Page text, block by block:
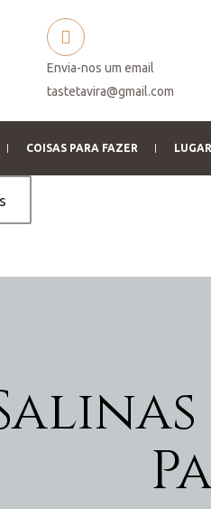
Envia-nos um email
tastetavira@gmail.com
COISAS PARA FAZER